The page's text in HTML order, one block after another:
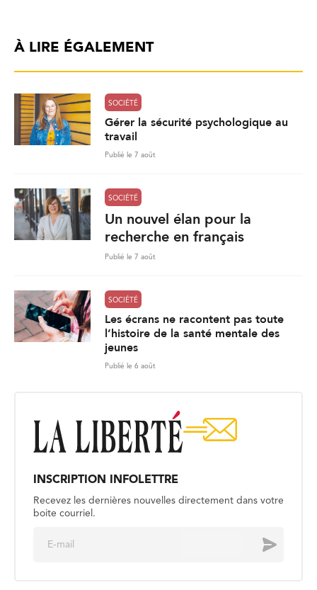
À LIRE ÉGALEMENT
SOCIÉTÉ
Gérer la sécurité psychologique au
travail
Publié le 7 août
SOCIÉTÉ
Un nouvel élan pour la
recherche en français
Publié le 7 août
SOCIÉTÉ
Les écrans ne racontent pas toute
l’histoire de la santé mentale des
jeunes
Publié le 6 août
INSCRIPTION INFOLETTRE
Recevez les dernières nouvelles directement dans votre
boite courriel.
Envoyer